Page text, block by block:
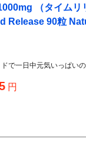
（タイムリ
Release 90粒
で一日中元気いっぱい
円